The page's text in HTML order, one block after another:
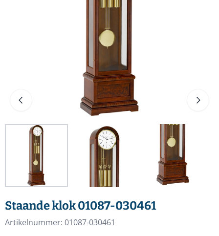
Staande klok 01087-030461
Artikelnummer: 01087-030461